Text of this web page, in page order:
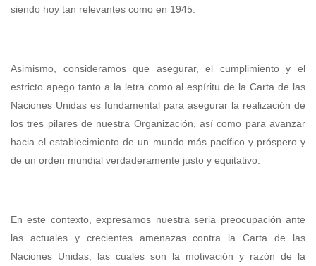
siendo hoy tan relevantes como en 1945.
Asimismo, consideramos que asegurar, el cumplimiento y el
estricto apego tanto a la letra como al espíritu de la Carta de las
Naciones Unidas es fundamental para asegurar la realización de
los tres pilares de nuestra Organización, así como para avanzar
hacia el establecimiento de un mundo más pacífico y próspero y
de un orden mundial verdaderamente justo y equitativo.
En este contexto, expresamos nuestra seria preocupación ante
las actuales y crecientes amenazas contra la Carta de las
Naciones Unidas, las cuales son la motivación y razón de la